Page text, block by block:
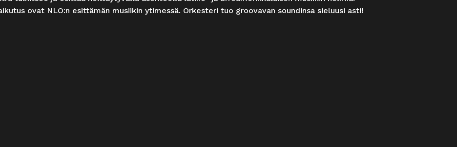
ovat NLO:n esittämän musiikin ytimessä. Orkesteri tuo groovavan soundinsa sieluusi asti!